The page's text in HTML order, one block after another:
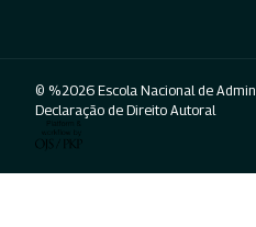
© %2026 Escola Nacional de
Declaração de Direito Autoral